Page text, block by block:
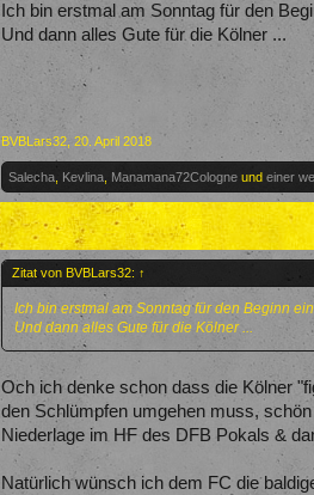
Ich bin erstmal am Sonntag für den
Und dann alles Gute für die Kölner ...
BVBLars32 20. April 2018
Salecha Kevlina Manamana72Cologne undeiner
Zitat von BVBLars32: ↑
Ich bin erstmal am Sonntag für den Beginn
Und dann alles Gute für die Kölner ...
Och ich denke schon dass die Kölner
den Schlümpfen umgehen muss,
Niederlage im HF des DFB Pokals &
Natürlich wünsch ich dem FC die